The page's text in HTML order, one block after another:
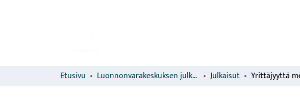
Etusivu Luonnonvarakeskuksen julkaisut Julkaisut